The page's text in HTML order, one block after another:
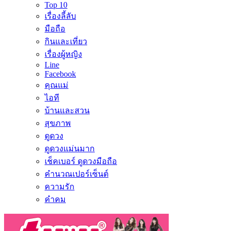
Top 10
เรื่องลี้ลับ
มือถือ
กินและเที่ยว
เรื่องผู้หญิง
Line
Facebook
คุณแม่
ไอที
บ้านและสวน
สุขภาพ
ดูดวง
ดูดวงแม่นมาก
เช็คเบอร์ ดูดวงมือถือ
คำนวณเปอร์เซ็นต์
ความรัก
คำคม